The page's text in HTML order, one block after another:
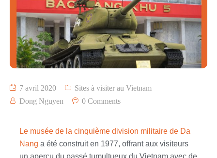
7 avril 2020
Sites à visiter au Vietnam
Dong Nguyen
0 Comments
Le musée de la cinquième division militaire de Da
Nang a été construit en 1977, offrant aux visiteurs
un aperçu du passé tumultueux du Vietnam avec de